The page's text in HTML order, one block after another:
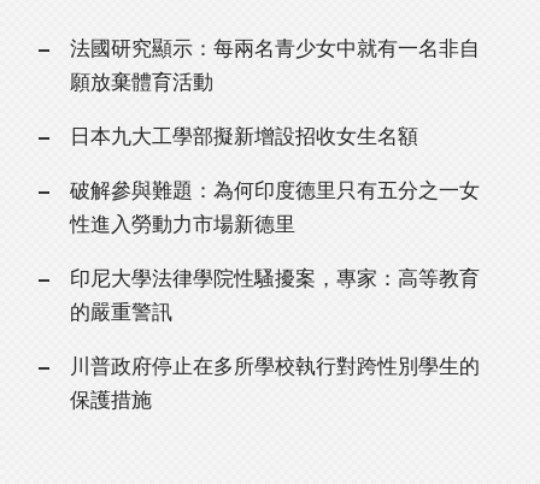
法國研究顯示：每兩名青少女中就有一名非自
願放棄體育活動
日本九大工學部擬新增設招收女生名額
破解參與難題：為何印度德里只有五分之一女
性進入勞動力市場新德里
印尼大學法律學院性騷擾案，專家：高等教育
的嚴重警訊
川普政府停止在多所學校執行對跨性別學生的
保護措施